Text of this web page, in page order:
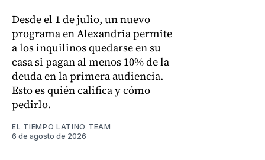
Desde el 1 de julio, un nuevo
programa en Alexandria permite
a los inquilinos quedarse en su
casa si pagan al menos 10% de la
deuda en la primera audiencia.
Esto es quién califica y cómo
pedirlo.
EL TIEMPO LATINO TEAM
6 de agosto de 2026